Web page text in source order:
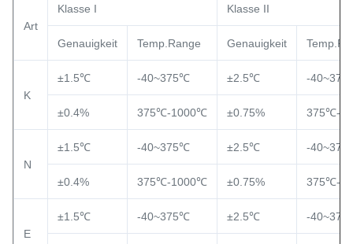
Art
Klasse I Klasse II
Genauigkeit Temp.Range Genauigkeit
K
±1.5℃ -40~375℃ ±2.5℃ -
±0.4% 375℃-1000℃ ±0.75% 375℃-
N
±1.5℃ -40~375℃ ±2.5℃ -
±0.4% 375℃-1000℃ ±0.75% 375℃-
E
±1.5℃ -40~375℃ ±2.5℃ -